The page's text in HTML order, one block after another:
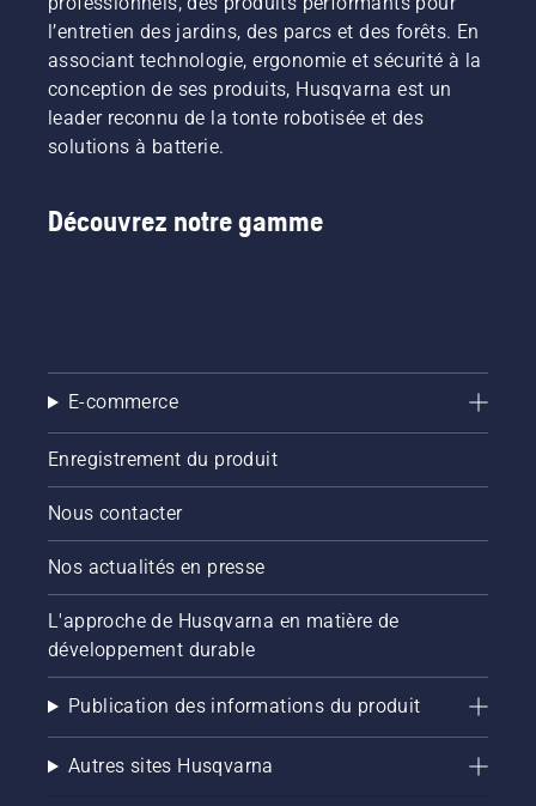
l’entretien des jardins, des parcs et des forêts. En
associant technologie, ergonomie et sécurité à la
conception de ses produits, Husqvarna est un
leader reconnu de la tonte robotisée et des
solutions à batterie.
Découvrez notre gamme
E-commerce
Enregistrement du produit
Nous contacter
Nos actualités en presse
L'approche de Husqvarna en matière de
développement durable
Publication des informations du produit
Autres sites Husqvarna